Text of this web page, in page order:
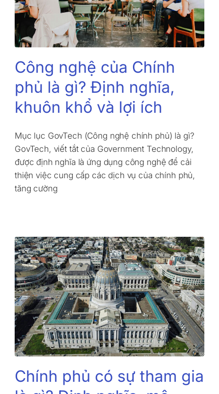
Công nghệ của Chính
phủ là gì? Định nghĩa,
khuôn khổ và lợi ích
Mục lục GovTech (Công nghệ chính phủ) là gì?
GovTech, viết tắt của Government Technology,
được định nghĩa là ứng dụng công nghệ để cải
thiện việc cung cấp các dịch vụ của chính phủ,
tăng cường
Chính phủ có sự tham gia